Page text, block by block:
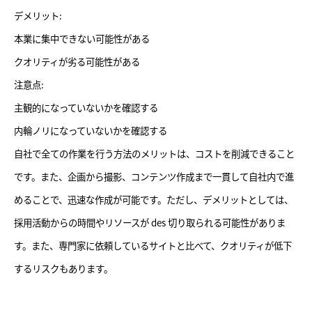
デメリット:
本業に集中できない可能性がある
クオリティが劣る可能性がある
注意点:
主観的になっていないかを確認する
内輪ノリになっていないかを確認する
自社で全ての作業を行う方法のメリットは、コストを削減できること
です。また、企画から撮影、コンテンツ作成まで一貫して自社内で進
めることで、迅速な作成が可能です。ただし、デメリットとしては、
採用活動からの時間やリソースが des 切り取られる可能性がありま
す。また、専門家に依頼しているサイトと比べて、クオリティが低下
するリスクもあります。